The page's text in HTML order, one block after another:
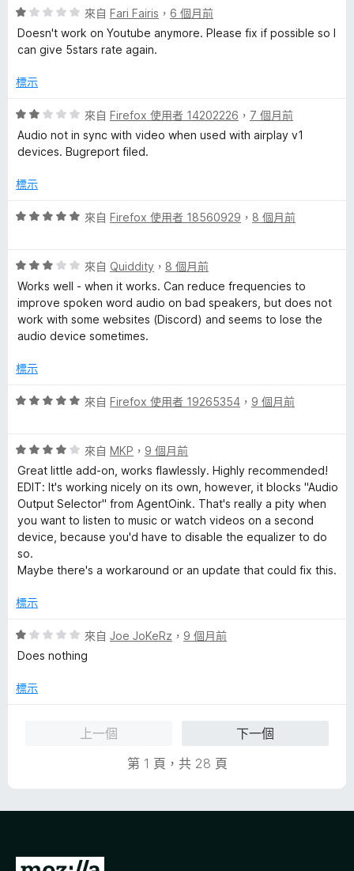
分
，
滿
5
評
價
1
，
分
5
分
來自 Fari Fairis ， 6 個月前
Doesn't work on Youtube anymore. Please fix if possible so I
can give 5stars rate again.
標示
評
價
2
，
分
來自 Firefox 使用者 14202226 ， 7 個月前
Audio not in sync with video when used with airplay v1
devices. Bugreport filed.
標示
評
分
，
滿
分
5
來自 Firefox 使用者 18560929 ， 8 個月前
評
價
3
分
，
分
分
來自 Quiddity ， 8 個月前
Works well - when it works. Can reduce frequencies to
improve spoken word audio on bad speakers, but does not
work with some websites (Discord) and seems to lose the
audio device sometimes.
標示
評
分
，
滿
分
5
分
來自 Firefox 使用者 19265354 ， 9 個月前
評
價
4
分
，
滿
分
5
來自 MKP ， 9 個月前
Great little add-on, works flawlessly. Highly recommended!
EDIT: It's working nicely on its own, however, it blocks "Audio
Output Selector" from AgentOink. That's really a pity when
you want to listen to music or watch videos on a second
device, because you'd have to disable the equalizer to do
so.
Maybe there's a workaround or an update that could fix this.
標示
評
價
分
來自 Joe JoKeRz ， 9 個月前
Does nothing
標示
上一個
下一個
第 1 頁，共 28 頁
前